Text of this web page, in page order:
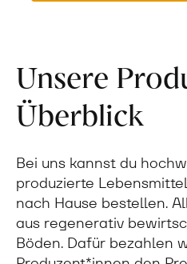
Unsere
Überblick
Bei uns kannst du
produzierte
nach Hause bestellen.
aus regenerativ
Böden. Dafür bezahlen